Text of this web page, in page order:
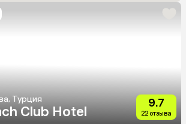
Турция
Club Hotel
9.7
22 отзыва